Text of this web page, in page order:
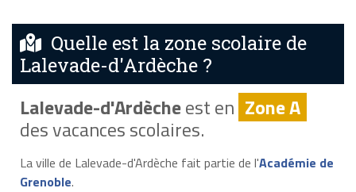
Quelle est la zone scolaire de
Lalevade-d'Ardèche ?
Lalevade-d'Ardècheest en Zone A
des vacances scolaires.
La ville de Lalevade-d'Ardèche fait partie de l'Académie de
Grenoble.